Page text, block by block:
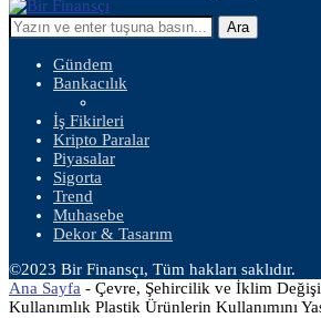
Ara
Gündem
Bankacılık
İş Fikirleri
Kripto Paralar
Piyasalar
Sigorta
Trend
Muhasebe
Dekor & Tasarım
©2023 Bir Finansçı, Tüm hakları saklıdır.
Ana Sayfa - Çevre, Şehircilik ve İklim
Kullanımlık Plastik Ürünlerin Kullanımını